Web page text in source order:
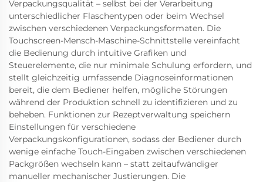
Verpackungsqualität – selbst bei der Verarbeitung
unterschiedlicher Flaschentypen oder beim Wechsel
zwischen verschiedenen Verpackungsformaten. Die
Touchscreen-Mensch-Maschine-Schnittstelle vereinfacht
die Bedienung durch intuitive Grafiken und
Steuerelemente, die nur minimale Schulung erfordern, und
stellt gleichzeitig umfassende Diagnoseinformationen
bereit, die dem Bediener helfen, mögliche Störungen
während der Produktion schnell zu identifizieren und zu
beheben. Funktionen zur Rezeptverwaltung speichern
Einstellungen für verschiedene
Verpackungskonfigurationen, sodass der Bediener durch
wenige einfache Touch-Eingaben zwischen verschiedenen
Packgrößen wechseln kann – statt zeitaufwändiger
manueller mechanischer Justierungen. Die